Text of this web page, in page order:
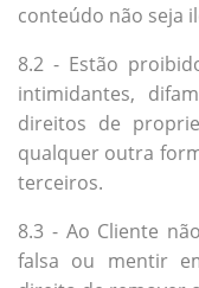
conteúdo não seja
8.2 - Estão
intimidantes,
direitos de
qualquer outra
terceiros.
8.3 - Ao Cliente
falsa ou mentir